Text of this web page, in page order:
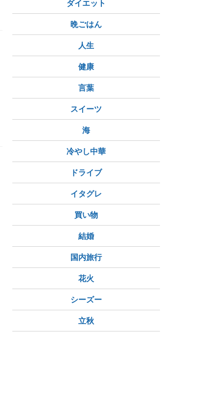
ダイエット
晩ごはん
人生
健康
言葉
スイーツ
海
冷やし中華
ドライブ
イタグレ
買い物
結婚
国内旅行
花火
シーズー
立秋